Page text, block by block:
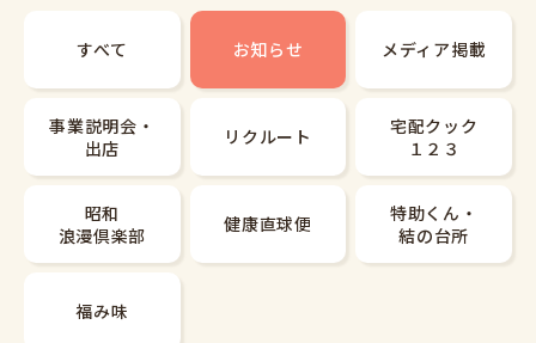
すべて お知らせ メディア掲載
事業説明会・
出店
リクルート
宅配クック
１２３
昭和
浪漫倶楽部
健康直球便
特助くん・
結の台所
福み味